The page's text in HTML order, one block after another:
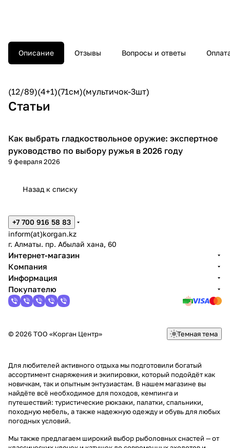
Описание Отзывы Вопросы и ответы
(12/89)(4+1)(71см)(мультичок-3шт)
Статьи
Советы покупателям
Как выбрать гладкоствольное оружие: экспертное
руководство по выбору ружья в 2026 году
9 февраля 2026
Назад к списку
+7 700 916 58 83
inform(at)korgan.kz
г. Алматы. пр. Абылай хана, 60
Интернет-магазин
Компания
Информация
Покупателю
© 2026 ТОО «Корган Центр» Темная тема
Для любителей активного отдыха мы подготовили богатый
ассортимент снаряжения и экипировки, который подойдёт как
новичкам, так и опытным энтузиастам. В нашем магазине вы
найдёте всё необходимое для походов, кемпинга и
путешествий: туристические рюкзаки, палатки, спальники,
походную мебель, а также надежную одежду и обувь для любых
погодных условий.
Мы также предлагаем широкий выбор рыболовных снастей — от